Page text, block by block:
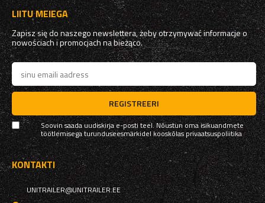
LIITU MEIEGA
Zapisz się do naszego newslettera, żeby otrzymywać informacje o
nowościach i promocjach na bieżąco.
REGISTREERI
Soovin saada uudiskirja e-posti teel. Nõustun oma isikuandmete
töötlemisega turunduseesmärkidel kooskõlasprivaatsuspoliitika
KONTAKTI
UNITRAILER@UNITRAILER.EE